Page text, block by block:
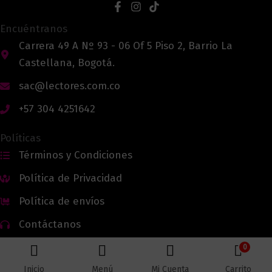
Encuéntranos
Carrera 49 A Nº 93 - 06 Of 5 Piso 2, Barrio La
Castellana, Bogotá.
sac@lectores.com.co
+57 304 4251642
Políticas
Términos y Condiciones
Política de Privacidad
Política de envíos
Contáctanos
Inicio Menú Mi Cuenta
0
Carrito